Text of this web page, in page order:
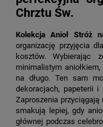
Chrztu Św.
Kolekcja Anioł Stróż
organizację przyjęcia
kosztów. Wybierając
minimalistym
na długo. Ten sam
dekoracjach, papeterii i
Zaproszenia
smakują lepiej, gdy
głównej podczas